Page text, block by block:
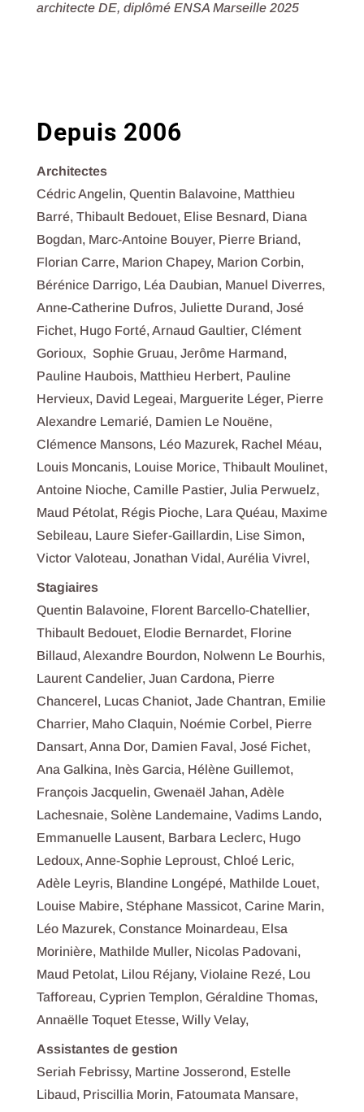
architecte DE, diplômé ENSA Marseille 2025
Depuis 2006
Architectes
Cédric Angelin, Quentin Balavoine, Matthieu
Barré, Thibault Bedouet, Elise Besnard, Diana
Bogdan, Marc-Antoine Bouyer, Pierre Briand,
Florian Carre, Marion Chapey, Marion Corbin,
Bérénice Darrigo, Léa Daubian, Manuel Diverres,
Anne-Catherine Dufros, Juliette Durand, José
Fichet, Hugo Forté, Arnaud Gaultier, Clément
Gorioux, Sophie Gruau, Jerôme Harmand,
Pauline Haubois, Matthieu Herbert, Pauline
Hervieux, David Legeai, Marguerite Léger, Pierre
Alexandre Lemarié, Damien Le Nouëne,
Clémence Mansons, Léo Mazurek, Rachel Méau,
Louis Moncanis, Louise Morice, Thibault Moulinet,
Antoine Nioche, Camille Pastier, Julia Perwuelz,
Maud Pétolat, Régis Pioche, Lara Quéau, Maxime
Sebileau, Laure Siefer-Gaillardin, Lise Simon,
Victor Valoteau, Jonathan Vidal, Aurélia Vivrel,
Stagiaires
Quentin Balavoine, Florent Barcello-Chatellier,
Thibault Bedouet, Elodie Bernardet, Florine
Billaud, Alexandre Bourdon, Nolwenn Le Bourhis,
Laurent Candelier, Juan Cardona, Pierre
Chancerel, Lucas Chaniot, Jade Chantran, Emilie
Charrier, Maho Claquin, Noémie Corbel, Pierre
Dansart, Anna Dor, Damien Faval, José Fichet,
Ana Galkina, Inès Garcia, Hélène Guillemot,
François Jacquelin, Gwenaël Jahan, Adèle
Lachesnaie, Solène Landemaine, Vadims Lando,
Emmanuelle Lausent, Barbara Leclerc, Hugo
Ledoux, Anne-Sophie Leproust, Chloé Leric,
Adèle Leyris, Blandine Longépé, Mathilde Louet,
Louise Mabire, Stéphane Massicot, Carine Marin,
Léo Mazurek, Constance Moinardeau, Elsa
Morinière, Mathilde Muller, Nicolas Padovani,
Maud Petolat, Lilou Réjany, Violaine Rezé, Lou
Tafforeau, Cyprien Templon, Géraldine Thomas,
Annaëlle Toquet Etesse, Willy Velay,
Assistantes de gestion
Seriah Febrissy, Martine Josserond, Estelle
Libaud, Priscillia Morin, Fatoumata Mansare,